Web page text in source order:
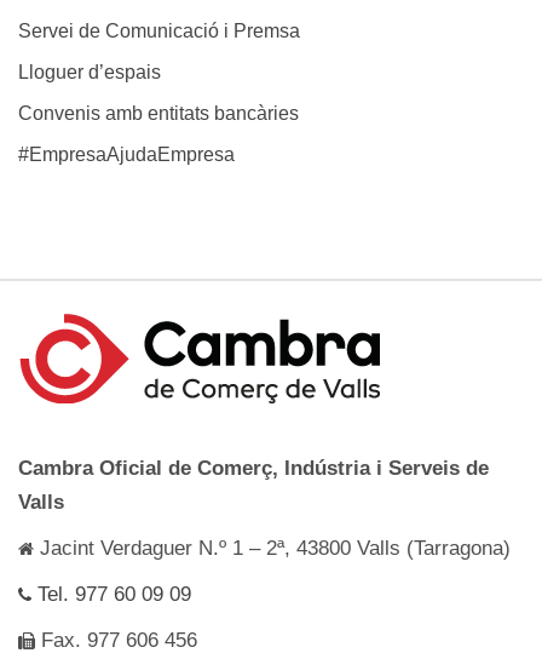
Servei de Comunicació i Premsa
Lloguer d’espais
Convenis amb entitats bancàries
#EmpresaAjudaEmpresa
Cambra Oficial de Comerç, Indústria i Serveis de
Valls
Jacint Verdaguer N.º 1 – 2ª, 43800 Valls (Tarragona)
Tel. 977 60 09 09
Fax. 977 606 456